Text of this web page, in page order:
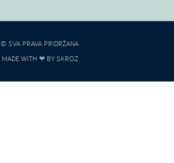
© SVA PRAVA PRIDRŽANA
MADE WITH ❤ BY SKROZ